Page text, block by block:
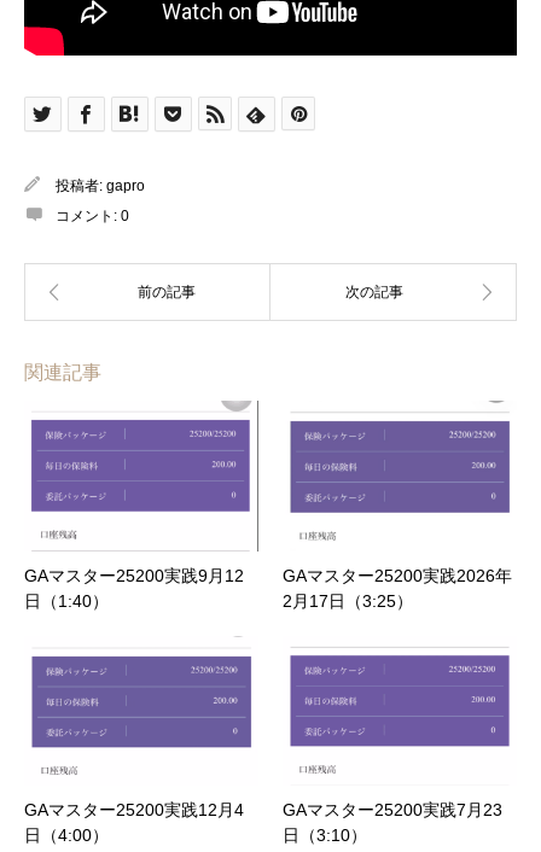
投稿者: gapro
コメント: 0
関連記事
GAマスター25200実践9月12
日（1:40）
GAマスター25200実践2026年
2月17日（3:25）
GAマスター25200実践12月4
日（4:00）
GAマスター25200実践7月23
日（3:10）